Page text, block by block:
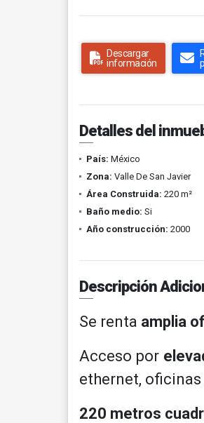
Descargar
información
Detalles del
País: México
Zona: Valle De San Javier
Área Construida: 220 m²
Baño medio: Si
Año construcción: 2000
Descripción
Se renta amplia
Acceso por
ethernet,
220 metros